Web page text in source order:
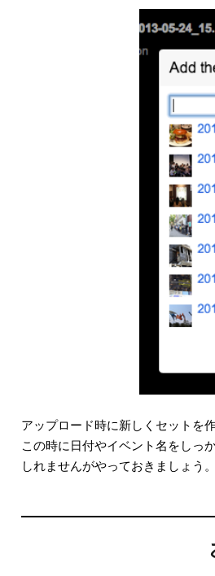
アップロード時に新しくセットを
この時に日付やイベント名をしっ
しれませんがやっておきましょう